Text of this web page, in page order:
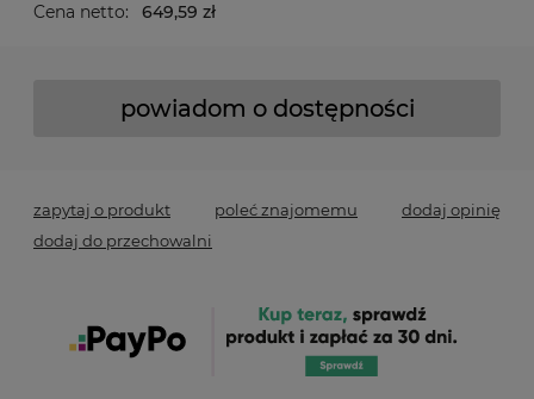
Cena netto: 649,59 zł
powiadom o dostępności
zapytaj o produkt poleć znajomemu
dodaj opinię
dodaj do przechowalni